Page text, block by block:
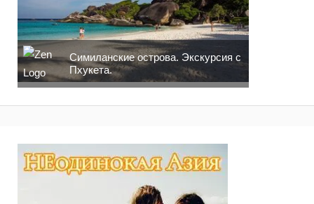
Симиланские острова. Экскурсия с
Пхукета.